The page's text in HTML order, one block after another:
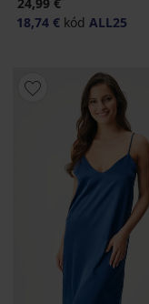
18,74 € kód ALL25